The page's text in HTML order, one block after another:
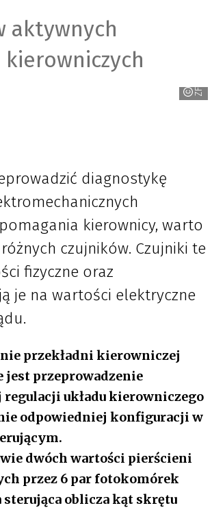
aktywnych
kierowniczych
ZF
diagnostykę
kierownicy, warto
czujników. Czujniki te
fizyczne oraz
je na wartości elektryczne
przekładni kierowniczej
jest przeprowadzenie
regulacji układu kierowniczego
odpowiedniej konfiguracji w
dwóch wartości pierścieni
przez 6 par fotokomórek
oblicza kąt skrętu